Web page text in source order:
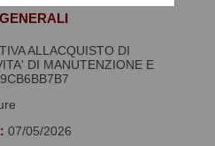
ALLACQUISTO DI
DI MANUTENZIONE E
07/05/2026